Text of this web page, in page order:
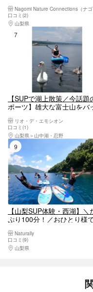
口コミ(2)
山梨県
河口湖・西湖・富士吉田
【SUPで湖上散策／今話題
ポーツ】雄大な富士山をバ
リオ・デ・エモシオン
口コミ(1)
山梨県
山中湖・忍野
【山梨SUP体験・西湖】＼
ぷり100分！／おひとり様
すめです♪
Naturally
口コミ(9)
山梨県